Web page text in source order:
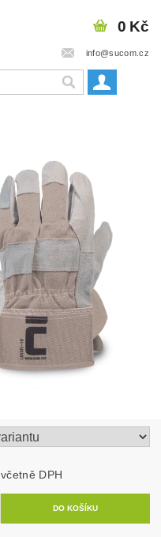
info@sucom.cz
0 Kč
73,81 Kč včetně DPH